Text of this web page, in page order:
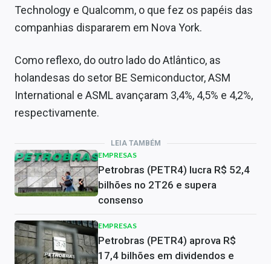
Technology e Qualcomm, o que fez os papéis das
companhias dispararem em Nova York.
Como reflexo, do outro lado do Atlântico, as
holandesas do setor BE Semiconductor, ASM
International e ASML avançaram 3,4%, 4,5% e 4,2%,
respectivamente.
LEIA TAMBÉM
EMPRESAS
Petrobras (PETR4) lucra R$ 52,4
bilhões no 2T26 e supera
consenso
EMPRESAS
Petrobras (PETR4) aprova R$
17,4 bilhões em dividendos e